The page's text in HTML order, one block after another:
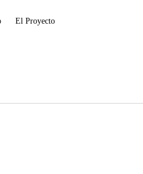
El Proyecto